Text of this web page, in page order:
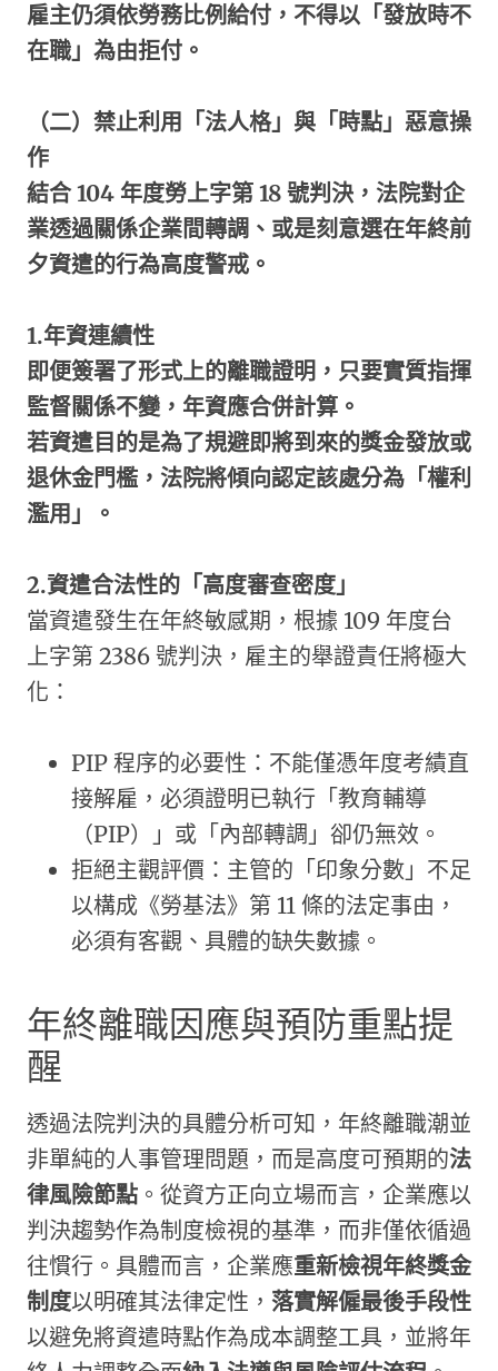
雇主仍須依勞務比例給付，不得以「發放時不
在職」為由拒付。
（二）禁止利用「法人格」與「時點」惡意操
作
結合 104 年度勞上字第 18 號判決，法院對企
業透過關係企業間轉調、或是刻意選在年終前
夕資遣的行為高度警戒。
1.年資連續性
即便簽署了形式上的離職證明，只要實質指揮
監督關係不變，年資應合併計算。
若資遣目的是為了規避即將到來的獎金發放或
退休金門檻，法院將傾向認定該處分為「權利
濫用」。
2.資遣合法性的「高度審查密度」
當資遣發生在年終敏感期，根據 109 年度台
上字第 2386 號判決，雇主的舉證責任將極大
化：
PIP 程序的必要性：不能僅憑年度考績直
接解雇，必須證明已執行「教育輔導
（PIP）」或「內部轉調」卻仍無效。
拒絕主觀評價：主管的「印象分數」不足
以構成《勞基法》第 11 條的法定事由，
必須有客觀、具體的缺失數據。
年終離職因應與預防重點提
醒
透過法院判決的具體分析可知，年終離職潮並
非單純的人事管理問題，而是高度可預期的法
律風險節點 。從資方正向立場而言，企業應以
判決趨勢作為制度檢視的基準，而非僅依循過
往慣行。具體而言，企業應重新檢視年終獎金
制度以明確其法律定性， 落實解僱最後手段性
以避免將資遣時點作為成本調整工具，並將年